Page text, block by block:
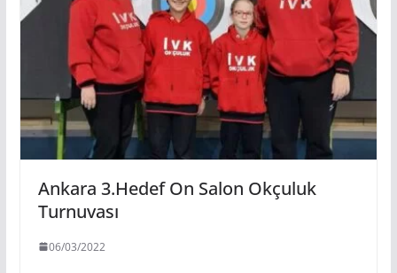
Ankara 3.Hedef On Salon Okçuluk
Turnuvası
06/03/2022